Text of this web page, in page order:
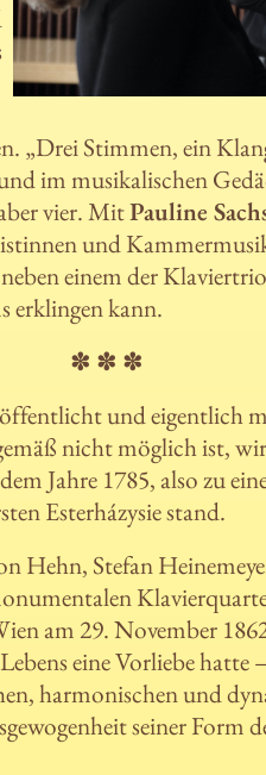
„Drei Stimmen, ein
im musikalischen
vier. MitPauline
und
einem der
erklingen kann.
✽ ✽ ✽
und eigentlich
nicht möglich ist,
Jahre 1785, also zu
Esterházysie stand.
Hehn, Stefan
am 29. November
eine Vorliebe
harmonischen und
seiner